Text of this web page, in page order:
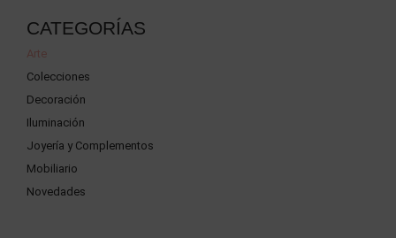
CATEGORÍAS
Arte
Colecciones
Decoración
Iluminación
Joyería y Complementos
Mobiliario
Novedades